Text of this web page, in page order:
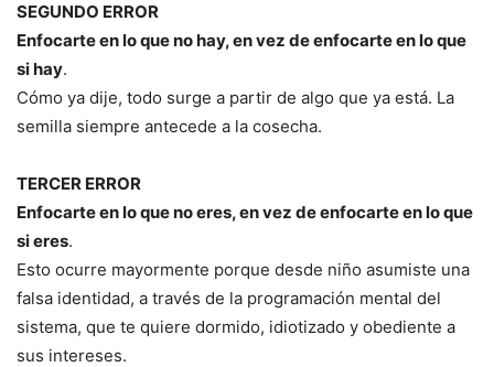
SEGUNDO ERROR
Enfocarte en lo que no hay, en vez de enfocarte en lo que
si hay.
Cómo ya dije, todo surge a partir de algo que ya está. La
semilla siempre antecede a la cosecha.
TERCER ERROR
Enfocarte en lo que no eres, en vez de enfocarte en lo que
si eres.
Esto ocurre mayormente porque desde niño asumiste una
falsa identidad, a través de la programación mental del
sistema, que te quiere dormido, idiotizado y obediente a
sus intereses.